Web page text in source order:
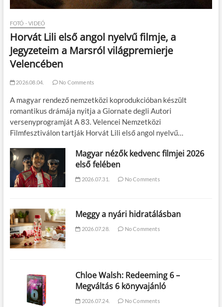
FOTÓ - VIDEÓ
Horvát Lili első angol nyelvű filmje, a
Jegyzeteim a Marsról világpremierje
Velencében
2026.08.04. No Comments
A magyar rendező nemzetközi koprodukcióban készült
romantikus drámája nyitja a Giornate degli Autori
versenyprogramját A 83. Velencei Nemzetközi
Filmfesztiválon tartják Horvát Lili első angol nyelvű…
Magyar nézők kedvenc filmjei 2026
első felében
2026.07.31. No Comments
Meggy a nyári hidratálásban
2026.07.28. No Comments
Chloe Walsh: Redeeming 6 –
Megváltás 6 könyvajánló
2026.07.24. No Comments